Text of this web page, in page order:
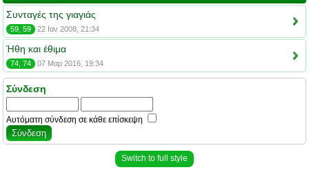
Συνταγές της γιαγιάς
59, 59 22 Ιαν 2008, 21:34
Ήθη και έθιμα
74, 74 07 Μαρ 2016, 19:34
Σύνδεση
Αυτόματη σύνδεση σε κάθε επίσκεψη
Switch to full style